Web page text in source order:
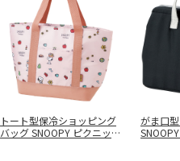
トート型保冷ショッピング
バッグ SNOOPY ピクニック
がま口